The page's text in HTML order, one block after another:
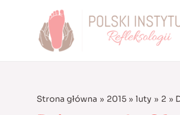
Strona główna 2015 luty 2